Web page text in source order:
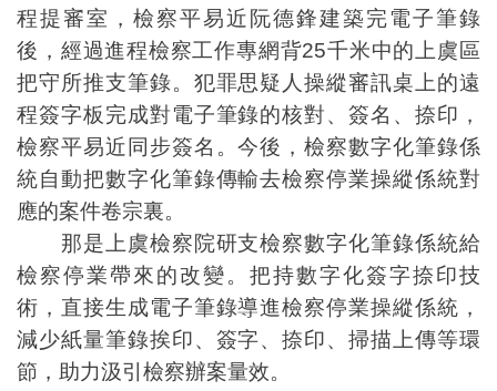
程提審室，檢察平易近阮德鋒建築完電子筆錄
後，經過進程檢察工作專網背25千米中的上虞區
把守所推支筆錄。犯罪思疑人操縱審訊桌上的遠
程簽字板完成對電子筆錄的核對、簽名、捺印，
檢察平易近同步簽名。今後，檢察數字化筆錄係
統自動把數字化筆錄傳輸去檢察停業操縱係統對
應的案件卷宗裏。
那是上虞檢察院研支檢察數字化筆錄係統給
檢察停業帶來的改變。把持數字化簽字捺印技
術，直接生成電子筆錄導進檢察停業操縱係統，
減少紙量筆錄挨印、簽字、捺印、掃描上傳等環
節，助力汲引檢察辦案量效。